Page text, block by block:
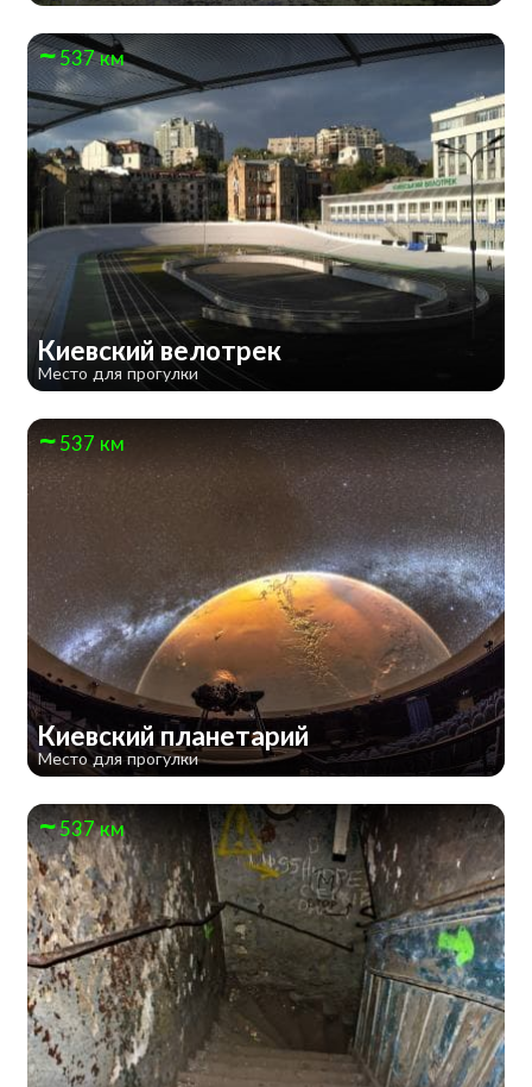
537 км
Киевский велотрек
Место для прогулки
537 км
Киевский планетарий
Место для прогулки
537 км